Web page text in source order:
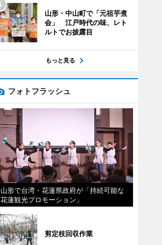
山形・中山町で「元祖芋煮
会」 江戸時代の味、レト
ルトでお披露目
もっと見る
フォトフラッシュ
山形で台湾・花蓮県政府が「持続可能な
花蓮観光プロモーション」
剪定枝回収作業